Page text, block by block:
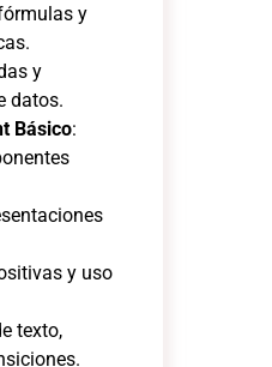
y
y
datos.
Básico:
y uso
texto,